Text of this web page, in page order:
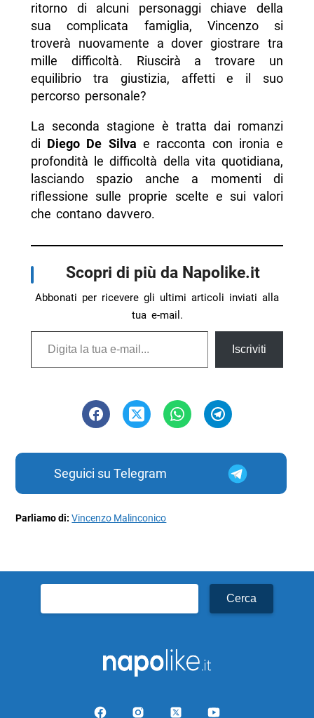
ritorno di alcuni personaggi chiave della
sua complicata famiglia, Vincenzo si
troverà nuovamente a dover giostrare tra
mille difficoltà. Riuscirà a trovare un
equilibrio tra giustizia, affetti e il suo
percorso personale?
La seconda stagione è tratta dai romanzi
di Diego De Silva e racconta con ironia e
profondità le difficoltà della vita quotidiana,
lasciando spazio anche a momenti di
riflessione sulle proprie scelte e sui valori
che contano davvero.
Scopri di più da Napolike.it
Abbonati per ricevere gli ultimi articoli inviati alla
tua e-mail.
Digita la tua e-mail...
Iscriviti
Seguici su Telegram
Parliamo di:Vincenzo Malinconico
per: